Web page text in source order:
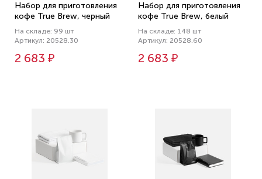
Набор для приготовления
кофе True Brew, черный
На складе: 99 шт
Артикул: 20528.30
2 683 ₽
Набор для приготовления
кофе True Brew, белый
На складе: 148 шт
Артикул: 20528.60
2 683 ₽